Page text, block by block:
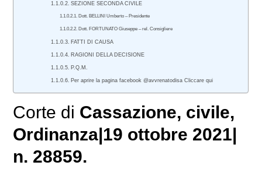
SEZIONE SECONDA CIVILE
Dott. BELLINI Umberto – Presidente
Dott. FORTUNATO Giuseppe – rel. Consigliere
FATTI DI CAUSA
RAGIONI DELLA DECISIONE
P.Q.M.
Per aprire la pagina facebook @avvrenatodisa Cliccare qui
Corte di Cassazione, civile,
Ordinanza|19 ottobre 2021|
n. 28859.